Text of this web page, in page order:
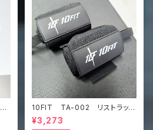
10FIT TA-002 リストラッ
プ トレーニング 筋トレ サ
ポーター 黒 wrist wrap
¥3,273